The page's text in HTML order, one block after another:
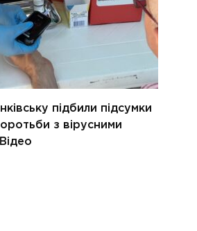
підбили підсумки
з вірусними